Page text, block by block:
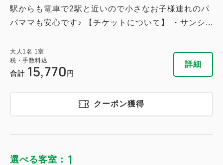
駅からも電車で2駅と近いので小さなお子様連れのパ
パママも安心です♪ 【チケットについて】 ・サンシ...
大人 1名 1室
税・手数料込
合計 15,770 円
詳細
クーポン獲得
選べる客室： 1